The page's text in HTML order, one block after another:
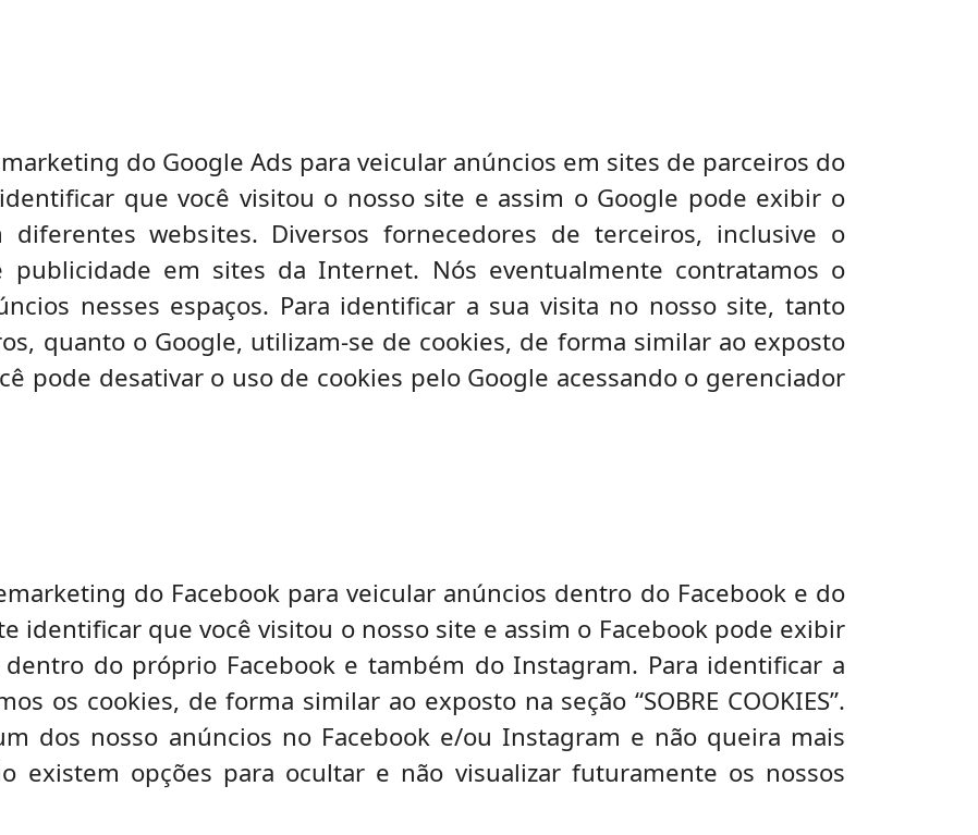
do Google Ads para veicular anúncios em sites de parceiros do
que você visitou o nosso site e assim o Google pode exibir o
websites. Diversos fornecedores de terceiros, inclusive o
publicidade em sites da Internet. Nós eventualmente contratamos o
nesses espaços. Para identificar a sua visita no nosso site, tanto
quanto o Google, utilizam-se de cookies, de forma similar ao exposto
pode desativar o uso de cookies pelo Google acessando o gerenciador
do Facebook para veicular anúncios dentro do Facebook e do
identificar que você visitou o nosso site e assim o Facebook pode exibir
do próprio Facebook e também do Instagram. Para identificar a
os cookies, de forma similar ao exposto na seção “SOBRE COOKIES”.
dos nosso anúncios no Facebook e/ou Instagram e não queira mais
existem opções para ocultar e não visualizar futuramente os nossos